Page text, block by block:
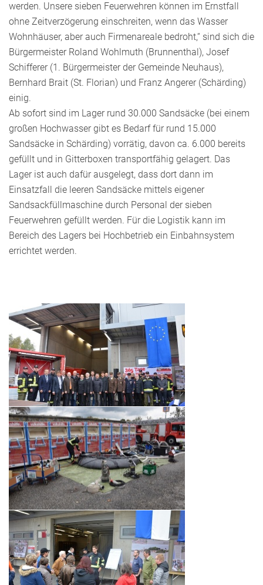
werden. Unsere sieben Feuerwehren können im Ernstfall
ohne Zeitverzögerung einschreiten, wenn das Wasser
Wohnhäuser, aber auch Firmenareale bedroht,“ sind sich die
Bürgermeister Roland Wohlmuth (Brunnenthal), Josef
Schifferer (1. Bürgermeister der Gemeinde Neuhaus),
Bernhard Brait (St. Florian) und Franz Angerer (Schärding)
einig.
Ab sofort sind im Lager rund 30.000 Sandsäcke (bei einem
großen Hochwasser gibt es Bedarf für rund 15.000
Sandsäcke in Schärding) vorrätig, davon ca. 6.000 bereits
gefüllt und in Gitterboxen transportfähig gelagert. Das
Lager ist auch dafür ausgelegt, dass dort dann im
Einsatzfall die leeren Sandsäcke mittels eigener
Sandsackfüllmaschine durch Personal der sieben
Feuerwehren gefüllt werden. Für die Logistik kann im
Bereich des Lagers bei Hochbetrieb ein Einbahnsystem
errichtet werden.